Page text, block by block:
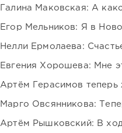
Галина Маковская: А
Егор Мельников: Я в
Нелли Ермолаева:
Евгения Хорошева: Мне
Артём Герасимов
Марго Овсянникова:
Артём Рышковский: В